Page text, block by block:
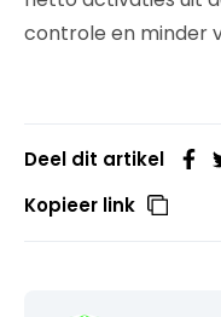
controle en minder
Deel dit artikel
Kopieer link